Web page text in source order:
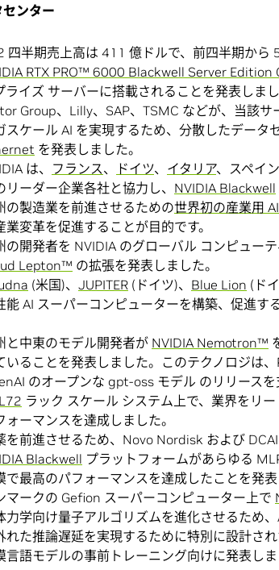
ンター
四半期売上高は 411 億ドルで、前四半期から
RTX PRO™ 6000 Blackwell Server Edition
ライズ サーバーに搭載されることを発表し
Group、Lilly、SAP、TSMC などが、当該サ
スケール AI を実現するため、分散したデータ
を発表しました。
は、
フランス、 ドイツ、 イタリア、スペイン
リーダー企業各社と協力し、 NVIDIA Blackwell
の製造業を前進させるための世界初の産業用
業変革を促進することが目的です。
の開発者を NVIDIA のグローバル コンピュー
Lepton™ の拡張を発表しました。
(米国)、 JUPITER (ドイツ)、 Blue Lion (ド
能 AI スーパーコンピューターを構築、促進
と中東のモデル開発者が NVIDIA Nemotron™
いることを発表しました。このテクノロジは
のオープンな gpt-oss モデル のリリース
ラック スケール システム上で、業界をリ
ォーマンスを達成しました。
を前進させるため、Novo Nordisk および
Blackwell プラットフォームがあらゆる
で最高のパフォーマンスを達成したことを発表
マークの Gefion スーパーコンピューター上で
力学向け量子アルゴリズムを進化させるため
れた推論遅延を実現するために特別に設計さ
言語モデルの事前トレーニング向けに発表しま